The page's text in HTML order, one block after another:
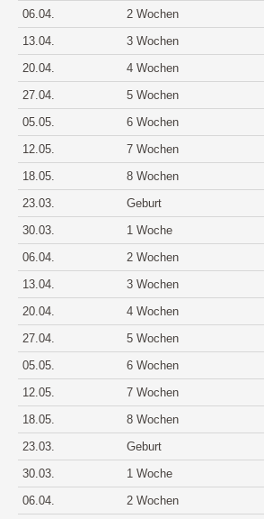
06.04. 2 Wochen
13.04.
3 Wochen
20.04.
4 Wochen
27.04.
5 Wochen
05.05.
6 Wochen
12.05.
7 Wochen
18.05.
8 Wochen
23.03.
Geburt
30.03.
1 Woche
06.04.
2 Wochen
13.04.
3 Wochen
20.04.
4 Wochen
27.04.
5 Wochen
05.05.
6 Wochen
12.05.
7 Wochen
18.05.
8 Wochen
23.03.
Geburt
30.03.
1 Woche
06.04.
2 Wochen